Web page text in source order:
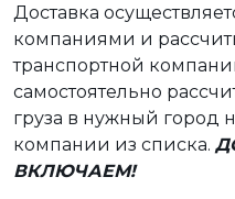
Доставка
компаниями и
транспортной
самостоятельно
груза в нужный город
компании из списка.
ВКЛЮЧАЕМ!